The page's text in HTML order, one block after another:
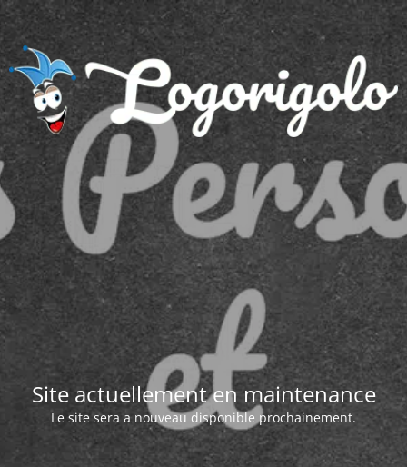
Site actuellement en maintenance
Le site sera a nouveau disponible prochainement.